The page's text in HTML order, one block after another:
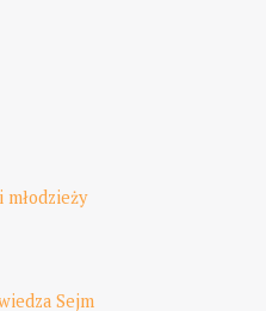
Sejm